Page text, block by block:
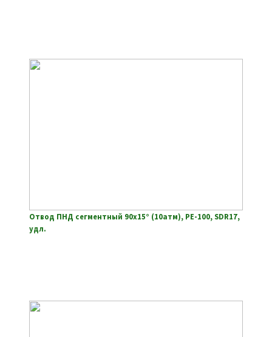
Отвод ПНД сегментный 90х15° (10атм), РЕ-100, SDR17,
удл.